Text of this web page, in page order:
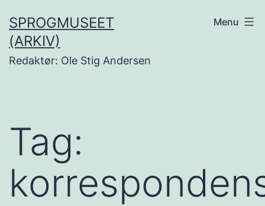
til
indhold
SPROGMUSEET
(ARKIV)
Redaktør: Ole Stig Andersen
Menu
Tag: